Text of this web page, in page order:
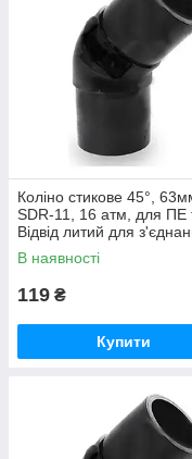
Коліно стикове 45°,
SDR-11, 16 атм, для ПЕ
Відвід литий для
водопровідних та газових
труб
В наявності
119 ₴
Купити